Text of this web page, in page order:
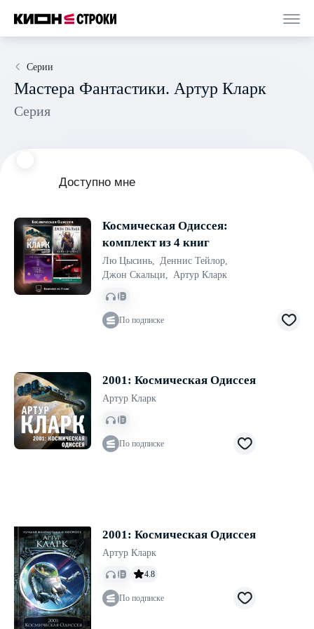
Серии
Мастера Фантастики. Артур Кларк
Серия
Доступно мне
Космическая Одиссея:
комплект из 4 книг
Лю Цысинь, Деннис Тейлор,
Джон Скальци, Артур Кларк
По подписке
2001: Космическая Одиссея
Артур Кларк
По подписке
2001: Космическая Одиссея
Артур Кларк
4.8
По подписке